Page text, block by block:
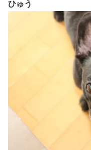
ひゅう